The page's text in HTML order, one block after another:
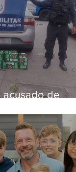
acusado de